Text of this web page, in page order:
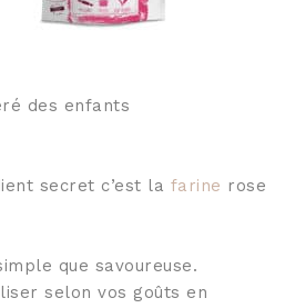
des enfants
secret c’est la farine rose
que savoureuse.
selon vos goûts en